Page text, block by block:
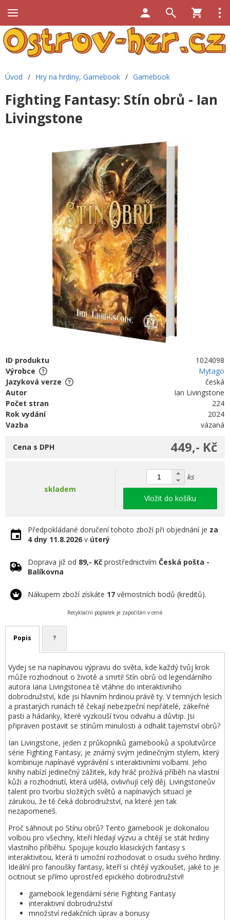
Úvod / Hry na hrdiny, Gamebook / Gamebook
Fighting Fantasy: Stín obrů - Ian
Livingstone
ID produktu
1024098
Výrobce
Mytago
Jazyková verze
česká
Autor
Ian Livingstone
Počet stran
224
Rok vydání
2024
Vazba
vázaná
449,- Kč
Cena s DPH
skladem
ks
Vložit do košíku
Předpokládané doručení tohoto zboží při objednání je za
4 dny 11.8.2026 v úterý
Doprava již od 89,- Kč prostřednictvím Česká pošta -
Balíkovna
Nákupem zboží získáte 17 věrnostních bodů (kreditů).
Recyklační poplatek je započítán v ceně
Popis ?
Vydej se na napínavou výpravu do světa, kde každý tvůj krok
může rozhodnout o životě a smrti! Stín obrů od legendárního
autora Iana Livingstonea tě vtáhne do interaktivního
dobrodružství, kde jsi hlavním hrdinou právě ty. V temných lesích
a prastarých ruinách tě čekají nebezpeční nepřátelé, zákeřné
pasti a hádanky, které vyzkouší tvou odvahu a důvtip. Jsi
připraven postavit se stínům minulosti a odhalit tajemství obrů?
Ian Livingstone, jeden z průkopníků gamebooků a spolutvůrce
série Fighting Fantasy, je známý svým jedinečným stylem, který
kombinuje napínavé vyprávění s interaktivními volbami. Jeho
knihy nabízí jedinečný zážitek, kdy hráč prožívá příběh na vlastní
kůži a rozhodnutí, která udělá, ovlivňují celý děj. Livingstoneův
talent pro tvorbu složitých světů a napínavých situací je
zárukou, že tě čeká dobrodružství, na které jen tak
nezapomeneš.
Proč sáhnout po Stínu obrů? Tento gamebook je dokonalou
volbou pro všechny, kteří hledají výzvu a chtějí se stát hrdiny
vlastního příběhu. Spojuje kouzlo klasických fantasy s
interaktivitou, která ti umožní rozhodovat o osudu svého hrdiny.
Ideální pro fanoušky fantasy, kteří si chtějí vyzkoušet, jaké to je
ocitnout se přímo uprostřed epického dobrodružství!
gamebook legendární série Fighting Fantasy
interaktivní dobrodružství
množství redakčních úprav a bonusy